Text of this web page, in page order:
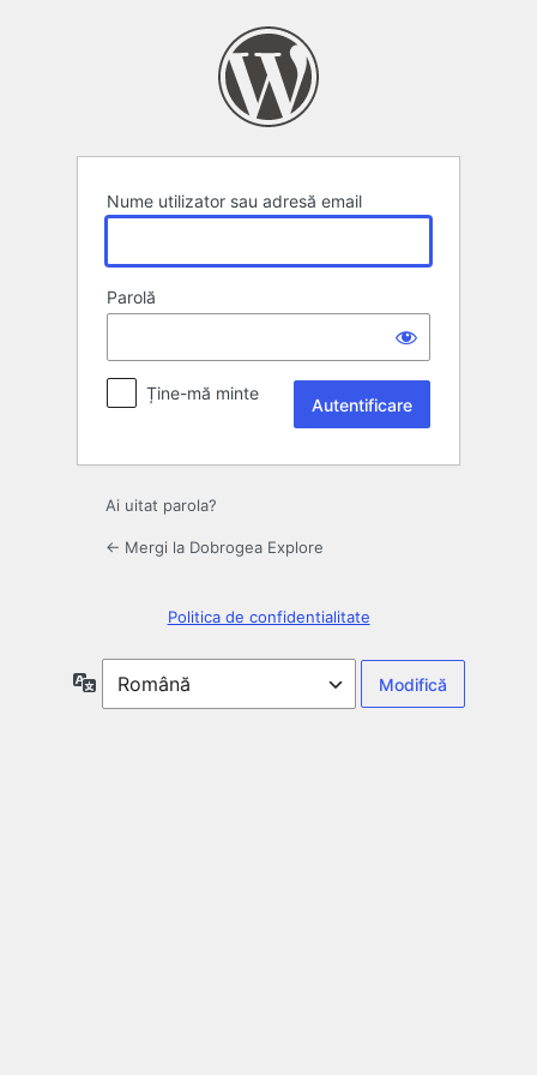
Nume utilizator sau adresă email
Parolă
Ține-mă minte
Ai uitat parola?
← Mergi la Dobrogea Explore
Politica de confidentialitate
Limbă